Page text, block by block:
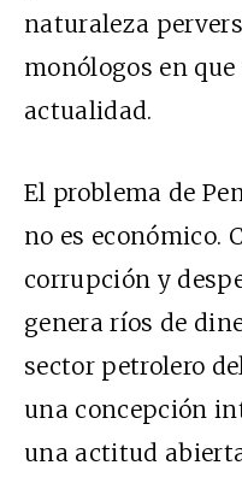
naturaleza
monólogos en
actualidad.
El problema de
no es económico.
corrupción y
genera ríos de
sector petrolero
una concepción
una actitud